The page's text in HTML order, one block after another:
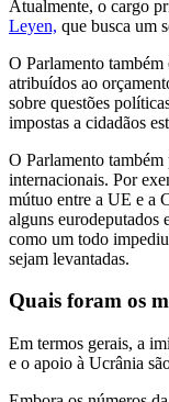
Atualmente, o cargo
Leyen, que busca um
O Parlamento
atribuídos ao
sobre questões
impostas a cidadãos
O Parlamento
internacionais. Por
mútuo entre a UE e a
alguns eurodeputados
como um todo
sejam levantadas.
Quais foram os
Em termos gerais, a
e o apoio à Ucrânia